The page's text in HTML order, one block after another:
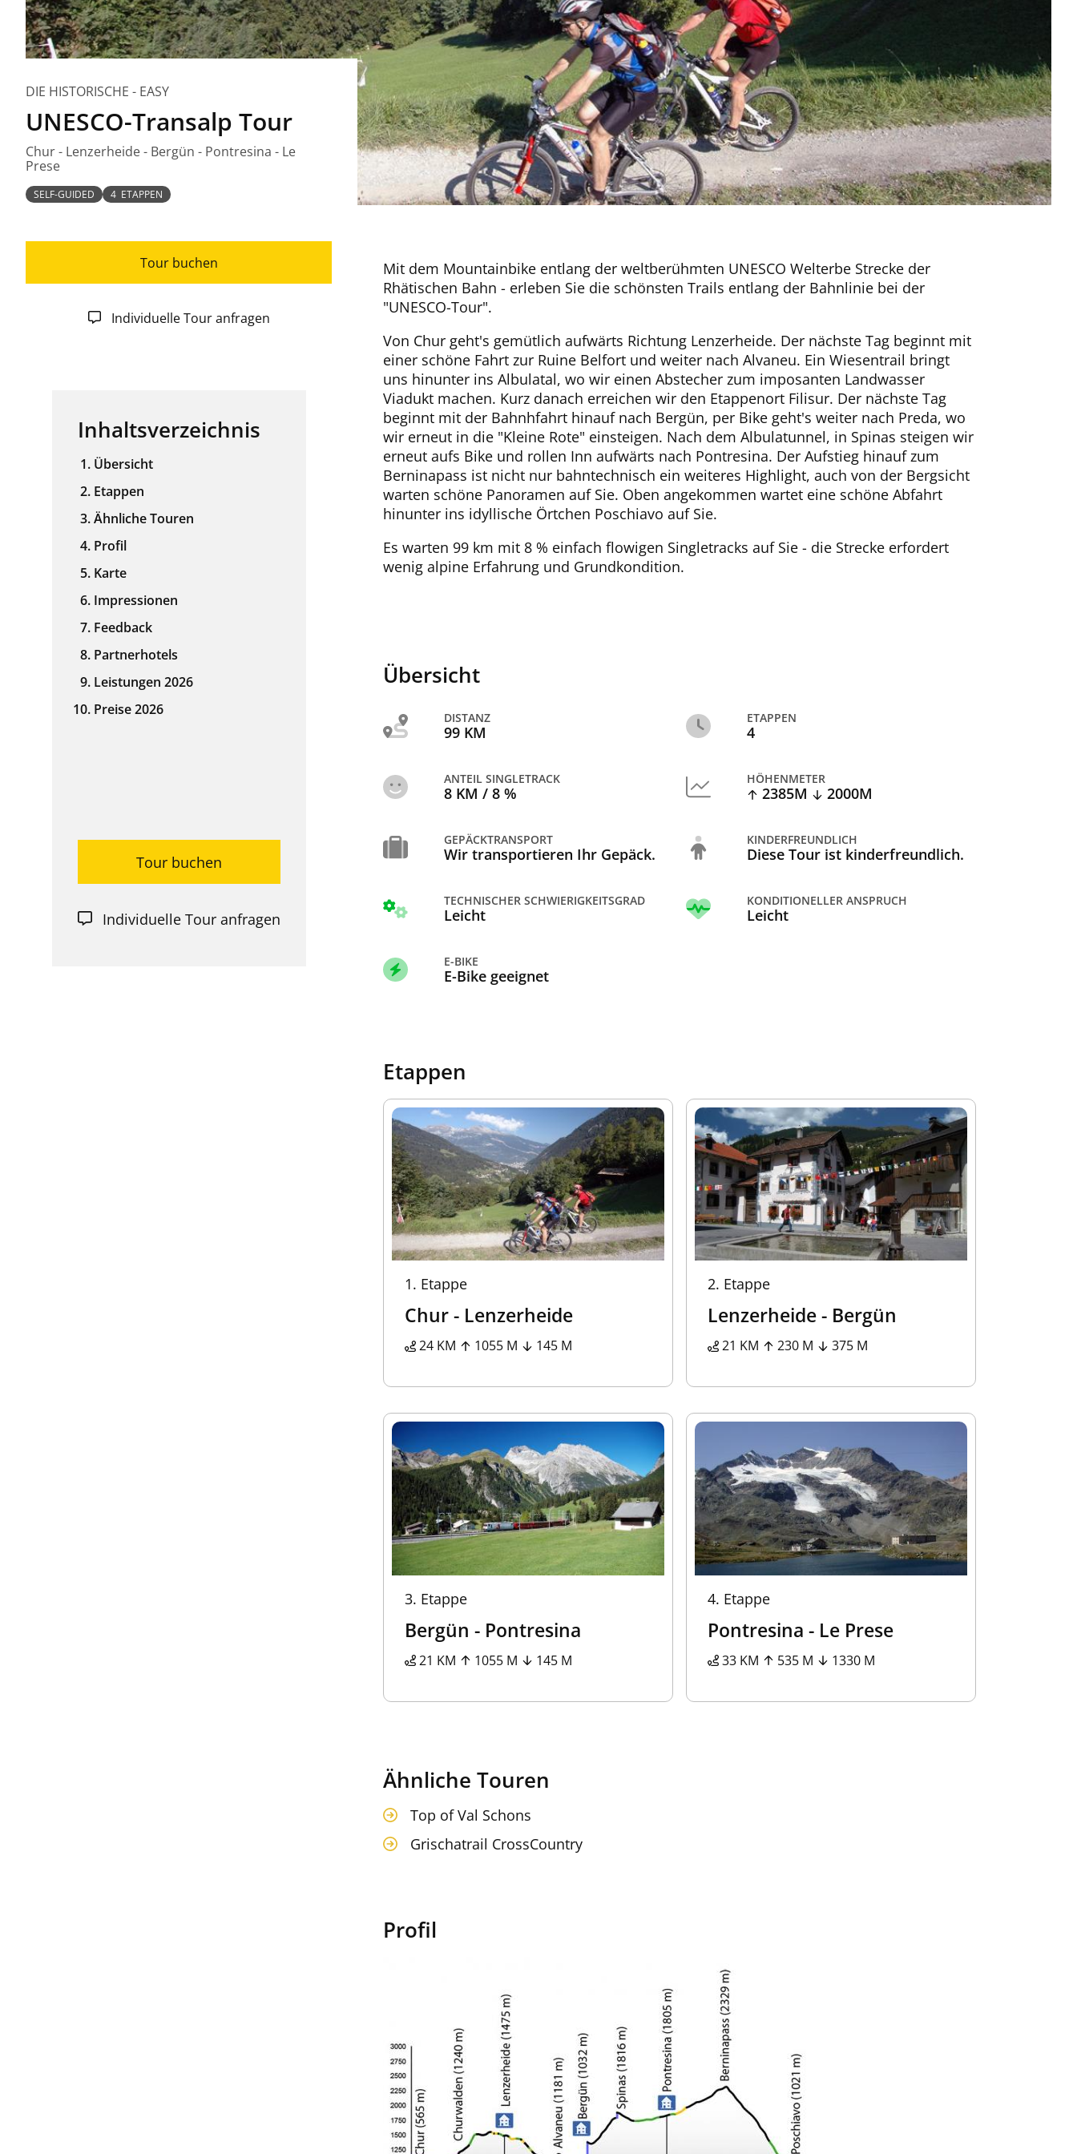
DIE HISTORISCHE - EASY
UNESCO-Transalp Tour
Chur - Lenzerheide - Bergün - Pontresina - Le
Prese
SELF-GUIDED 4 ETAPPEN
Tour buchen
Individuelle Tour anfragen
Inhaltsverzeichnis
Übersicht
Etappen
Ähnliche Touren
Profil
Karte
Impressionen
Feedback
Partnerhotels
Leistungen 2026
Preise 2026
Tour buchen
Individuelle Tour anfragen
Mit dem Mountainbike entlang der weltberühmten UNESCO Welterbe Strecke der
Rhätischen Bahn - erleben Sie die schönsten Trails entlang der Bahnlinie bei der
"UNESCO-Tour".
Von Chur geht's gemütlich aufwärts Richtung Lenzerheide. Der nächste Tag beginnt mit
einer schöne Fahrt zur Ruine Belfort und weiter nach Alvaneu. Ein Wiesentrail bringt
uns hinunter ins Albulatal, wo wir einen Abstecher zum imposanten Landwasser
Viadukt machen. Kurz danach erreichen wir den Etappenort Filisur. Der nächste Tag
beginnt mit der Bahnhfahrt hinauf nach Bergün, per Bike geht's weiter nach Preda, wo
wir erneut in die "Kleine Rote" einsteigen. Nach dem Albulatunnel, in Spinas steigen wir
erneut aufs Bike und rollen Inn aufwärts nach Pontresina. Der Aufstieg hinauf zum
Berninapass ist nicht nur bahntechnisch ein weiteres Highlight, auch von der Bergsicht
warten schöne Panoramen auf Sie. Oben angekommen wartet eine schöne Abfahrt
hinunter ins idyllische Örtchen Poschiavo auf Sie.
Es warten 99 km mit 8 % einfach flowigen Singletracks auf Sie - die Strecke erfordert
wenig alpine Erfahrung und Grundkondition.
Übersicht
DISTANZ
99 KM
ETAPPEN
4
ANTEIL SINGLETRACK
8 KM / 8 %
HÖHENMETER
2385M 2000M
GEPÄCKTRANSPORT
Wir transportieren Ihr Gepäck.
KINDERFREUNDLICH
Diese Tour ist kinderfreundlich.
TECHNISCHER SCHWIERIGKEITSGRAD
Leicht
KONDITIONELLER ANSPRUCH
Leicht
E-BIKE
E-Bike geeignet
Etappen
1. Etappe
Chur - Lenzerheide
24 KM 1055 M 145 M
2. Etappe
Lenzerheide - Bergün
21 KM 230 M 375 M
3. Etappe
Bergün - Pontresina
21 KM 1055 M 145 M
4. Etappe
Pontresina - Le Prese
33 KM 535 M 1330 M
Ähnliche Touren
Top of Val Schons
Grischatrail CrossCountry
Profil